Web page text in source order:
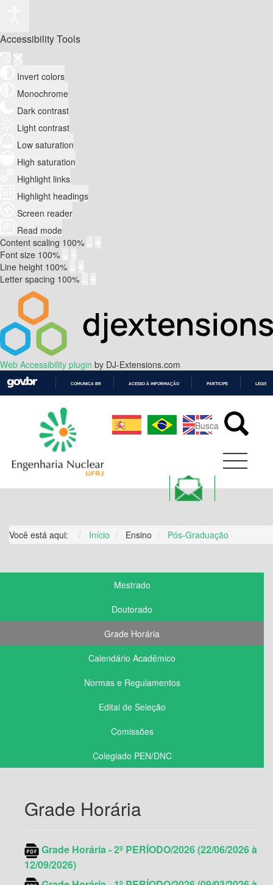
Accessibility Tools
Invert colors
Monochrome
Dark contrast
Light contrast
Low saturation
High saturation
Highlight links
Highlight headings
Screen reader
Read mode
Content scaling 100%
Font size 100%
Line height 100%
Letter spacing 100%
Web Accessibility plugin by DJ-Extensions.com
CONTEÚDO
COMUNICA BR ACESSO À INFORMAÇÃO PARTICIPE
Você está aqui: Início Ensino Pós-Graduação
Mestrado
Doutorado
Grade Horária
Calendário Acadêmico
Normas e Regulamentos
Edital de Seleção
Comissões
Colegiado PEN/DNC
Grade Horária
Grade Horária - 2º PERÍODO/2026 (22/06/2026 à
12/09/2026)